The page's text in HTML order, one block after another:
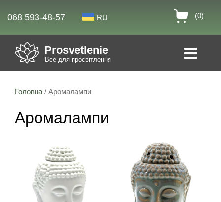
068 593-48-57 RU (0)
Prosvetlenie
Все для просвітлення
Головна / Аромалампи
Аромалампи